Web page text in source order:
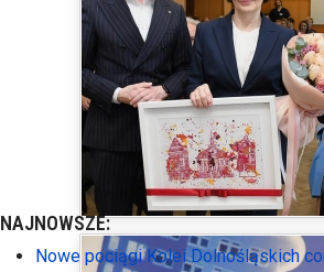
NAJNOWSZE:
Nowe pociągi Kolei Dolnośląskich